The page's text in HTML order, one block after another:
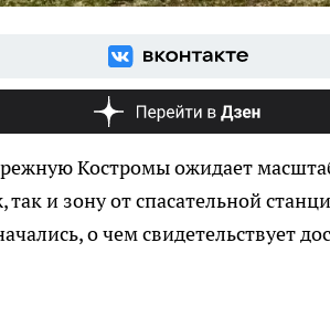
Костромы ожидает
так и зону от спасательной
о чем свидетельствует